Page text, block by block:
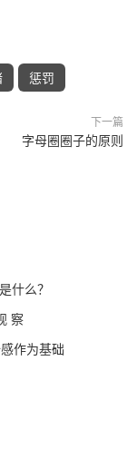
惩罚
下一篇
字母圈圈子的原则
什么？
察
作为基础